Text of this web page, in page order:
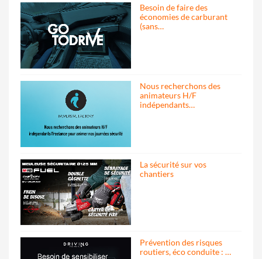
Besoin de faire des
économies de carburant
(sans…
Nous recherchons des
animateurs H/F
indépendants…
La sécurité sur vos
chantiers
Prévention des risques
routiers, éco conduite : …